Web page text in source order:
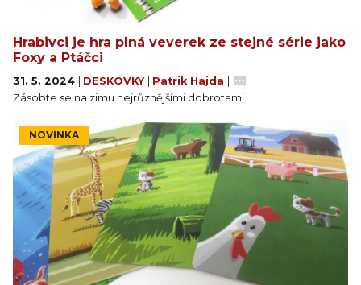
Hrabivci je hra plná veverek ze stejné série jako
Foxy a Ptáčci
31. 5. 2024 DESKOVKY Patrik Hajda
Zásobte se na zimu nejrůznějšími dobrotami.
NOVINKA